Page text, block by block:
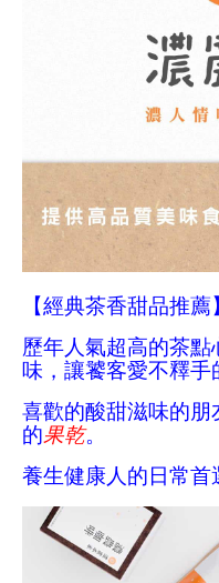
【經典茶香甜品推薦
歷年人氣超高的茶
味，讓饕客愛不釋手
喜歡的酸甜滋味的
的果乾。
養生健康人的日常首